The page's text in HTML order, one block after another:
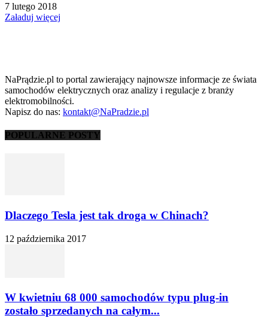
7 lutego 2018
Załaduj więcej
NaPrądzie.pl to portal zawierający najnowsze informacje ze świata
samochodów elektrycznych oraz analizy i regulacje z branży
elektromobilności.
Napisz do nas: kontakt@NaPradzie.pl
POPULARNE POSTY
Dlaczego Tesla jest tak droga w Chinach?
12 października 2017
W kwietniu 68 000 samochodów typu plug-in
zostało sprzedanych na całym...